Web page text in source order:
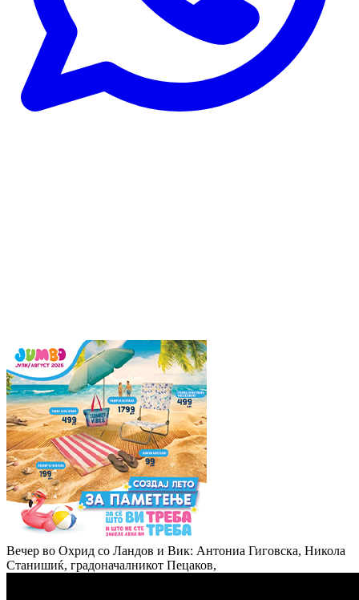
Вечер во Охрид со Ландов и Вик: Антониа Гиговска, Никола
Станишиќ, градоначалникот Пецаков,